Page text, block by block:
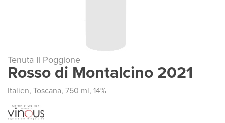
Tenuta Il Poggione
Rosso di Montalcino 2021
Italien, Toscana, 750 ml, 14%